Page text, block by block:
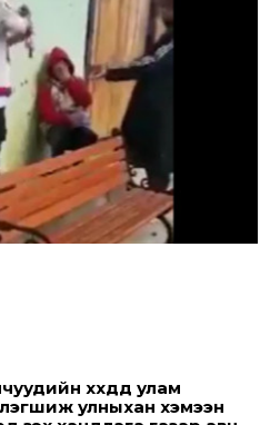
хүүхдүүд улам
улныхан хэмээн